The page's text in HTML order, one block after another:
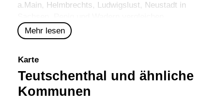
a.Main, Helmbrechts, Ludwigslust, Neustadt in
Mehr lesen
Karte
Teutschenthal und ähnliche
Kommunen